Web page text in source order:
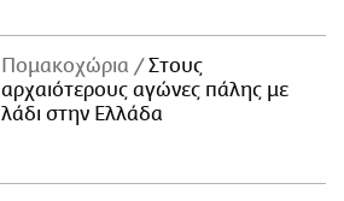
Πομακοχώρια
Στους
αρχαιότερους αγώνες πάλης με
λάδι στην Ελλάδα